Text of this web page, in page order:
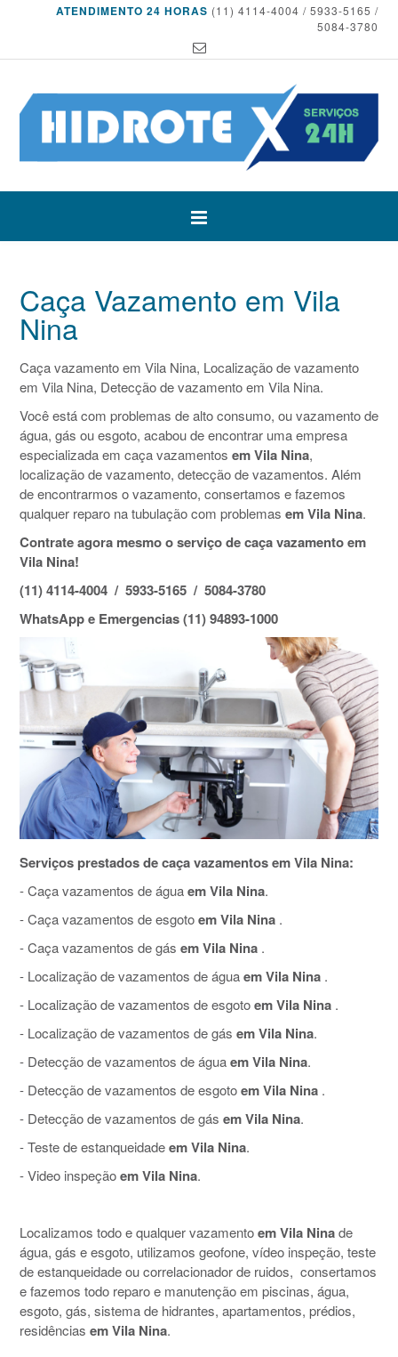
ATENDIMENTO 24 HORAS (11) 4114-4004 / 5933-5165 /
5084-3780
Caça Vazamento em Vila
Nina
Caça vazamento em Vila Nina, Localização de vazamento
em Vila Nina, Detecção de vazamento em Vila Nina.
Você está com problemas de alto consumo, ou vazamento de
água, gás ou esgoto, acabou de encontrar uma empresa
especializada em caça vazamentos em Vila Nina,
localização de vazamento, detecção de vazamentos. Além
de encontrarmos o vazamento, consertamos e fazemos
qualquer reparo na tubulação com problemas em Vila Nina.
Contrate agora mesmo o serviço de caça vazamento em
Vila Nina!
(11) 4114-4004 / 5933-5165 / 5084-3780
WhatsApp e Emergencias (11) 94893-1000
Serviços prestados de caça vazamentos em Vila Nina:
- Caça vazamentos de águaem Vila Nina.
- Caça vazamentos de esgotoem Vila Nina .
- Caça vazamentos de gás em Vila Nina .
- Localização de vazamentos de águaem Vila Nina .
- Localização de vazamentos de esgotoem Vila Nina .
- Localização de vazamentos de gás em Vila Nina.
- Detecção de vazamentos de águaem Vila Nina.
- Detecção de vazamentos de esgotoem Vila Nina .
- Detecção de vazamentos de gás em Vila Nina.
- Teste de estanqueidadeem Vila Nina.
- Video inspeçãoem Vila Nina.
Localizamos todo e qualquer vazamentoem Vila Ninade
água, gás e esgoto, utilizamos geofone, vídeo inspeção, teste
de estanqueidade ou correlacionador de ruidos, consertamos
e fazemos todo reparo e manutenção em piscinas, água,
esgoto, gás, sistema de hidrantes, apartamentos, prédios,
residências em Vila Nina.